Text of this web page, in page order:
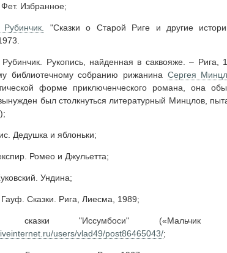
Избранное;
"Сказки о Старой Риге и другие
Рубинчик. Рукопись, найденная в саквояже. – Рига,
библиотечному собранию рижанина Сергея
форме приключенческого романа, она
был столкнуться литературный Минцлов,
Дедушка и яблоньки;
Ромео и Джульетта;
Ундина;
Сказки. Рига, Лиесма, 1989;
сказки "Иссумбоси"
users/vlad49/post86465043/;